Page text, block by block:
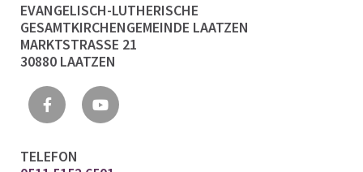
EVANGELISCH-LUTHERISCHE
GESAMTKIRCHENGEMEINDE LAATZEN
MARKTSTRASSE 21
30880 LAATZEN
TELEFON